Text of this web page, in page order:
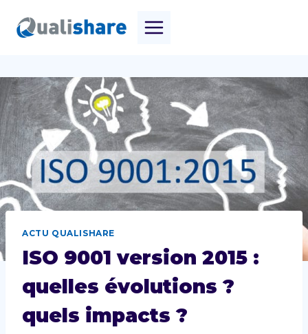
contenu
ACTU QUALISHARE
ISO 9001 version 2015 :
quelles évolutions ?
quels impacts ?